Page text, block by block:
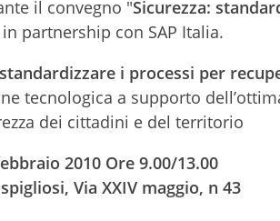
il convegno "Sicurezza:
in partnership con SAP Italia.
i processi per
tecnologica a supporto
dei cittadini e del territorio
2010 Ore 9.00/13.00
Via XXIV maggio, n 43